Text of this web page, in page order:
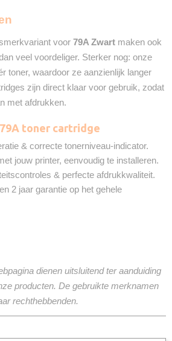
voor 79A Zwart maken ook
veel voordeliger. Sterker nog: onze
toner, waardoor ze aanzienlijk langer
zijn direct klaar voor gebruik, zodat
met afdrukken.
toner cartridge
& correcte tonerniveau-indicator.
jouw printer, eenvoudig te installeren.
& perfecte afdrukkwaliteit.
2 jaar garantie op het gehele
dienen uitsluitend ter aanduiding
producten. De gebruikte merknamen
rechthebbenden.